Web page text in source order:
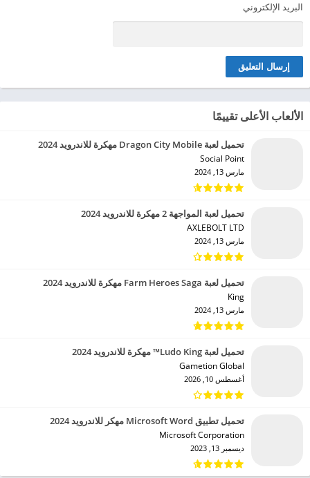
البريد الإلكتروني
الألعاب الأعلى تقييمًا
تحميل لعبة Dragon City Mobile مهكرة للاندرويد 2024
Social Point‏
مارس 13, 2024
تحميل لعبة المواجهة 2 مهكرة للاندرويد 2024
AXLEBOLT LTD‏
مارس 13, 2024
تحميل لعبة Farm Heroes Saga مهكرة للاندرويد 2024
King‏
مارس 13, 2024
تحميل لعبة Ludo King™ مهكرة للاندرويد 2024
Gametion Global‏
أغسطس 10, 2026
تحميل تطبيق Microsoft Word مهكر للاندرويد 2024
Microsoft Corporation‏
ديسمبر 13, 2023